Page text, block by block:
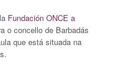
Fundación ONCE a
o concello de Barbadás
que está situada na